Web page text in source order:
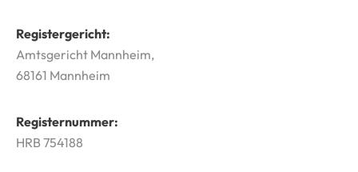
Registergericht:
Amtsgericht Mannheim,
68161 Mannheim
Registernummer:
HRB 754188